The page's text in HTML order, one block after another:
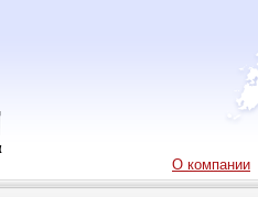
О компании